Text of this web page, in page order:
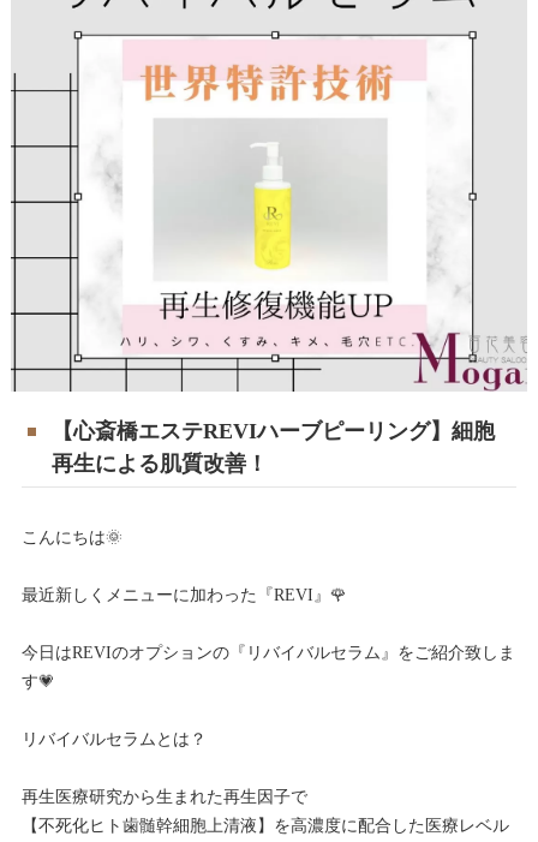
【心斎橋エステREVIハーブピーリング】細胞
再生による肌質改善！
こんにちは🌞
最近新しくメニューに加わった『REVI』🌹
今日はREVIのオプションの『リバイバルセラム』をご紹介致しま
す💗
リバイバルセラムとは？
再生医療研究から生まれた再生因子で
【不死化ヒト歯髄幹細胞上清液】を高濃度に配合した医療レベル